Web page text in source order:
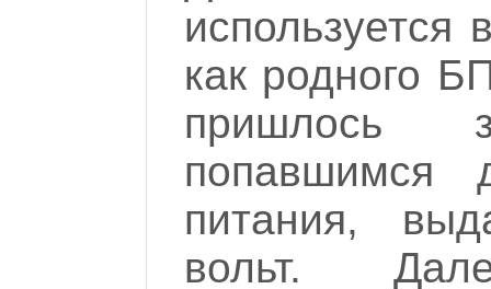
используется
как родного
пришлось
попавшимся
питания,
вольт.